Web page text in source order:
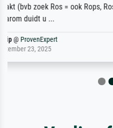
Jürgen
April 22, 2026